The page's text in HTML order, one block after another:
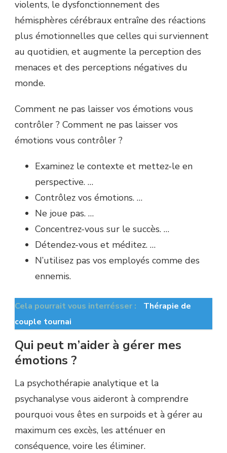
violents, le dysfonctionnement des
hémisphères cérébraux entraîne des réactions
plus émotionnelles que celles qui surviennent
au quotidien, et augmente la perception des
menaces et des perceptions négatives du
monde.
Comment ne pas laisser vos émotions vous
contrôler ? Comment ne pas laisser vos
émotions vous contrôler ?
Examinez le contexte et mettez-le en
perspective. …
Contrôlez vos émotions. …
Ne joue pas. …
Concentrez-vous sur le succès. …
Détendez-vous et méditez. …
N’utilisez pas vos employés comme des
ennemis.
Cela pourrait vous interrésser :
Thérapie de
couple tournai
Qui peut m’aider à gérer mes
émotions ?
La psychothérapie analytique et la
psychanalyse vous aideront à comprendre
pourquoi vous êtes en surpoids et à gérer au
maximum ces excès, les atténuer en
conséquence, voire les éliminer.